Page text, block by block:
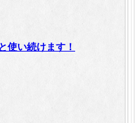
使い続けます！